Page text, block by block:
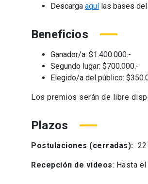
Descarga aquílas bases del
Beneficios
Ganador/a: $1.400.000.-
Segundo lugar: $700.000.-
Elegido/a del público:
Los premios serán de libre
Plazos
Postulaciones (cerradas):
Recepción de videos: Hasta